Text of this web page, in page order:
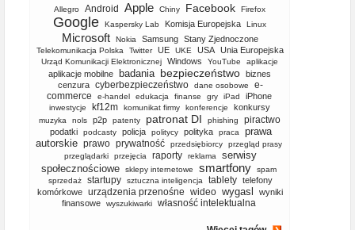
Allegro Android Apple Chiny Facebook Firefox
Google Kaspersky Lab Komisja Europejska Linux
Microsoft Nokia Samsung Stany Zjednoczone
Telekomunikacja Polska Twitter UE UKE USA Unia Europejska
Urząd Komunikacji Elektronicznej Windows YouTube aplikacje
aplikacje mobilne badania bezpieczeństwo biznes
cenzura cyberbezpieczeństwo dane osobowe
e-
commerce
e-handel edukacja finanse gry iPad iPhone
inwestycje kf12m komunikat firmy konferencje konkursy
muzyka nols p2p patenty patronat DI phishing piractwo
podatki podcasty policja politycy polityka praca
prawa
autorskie prawo prywatność przedsiębiorcy
przegląd prasy
przeglądarki
przejęcia raporty reklama
serwisy
społecznościowe
sklepy internetowe smartfony
spam
sprzedaż
startupy sztuczna inteligencja tablety telefony
komórkowe
urządzenia przenośne wideo wygasl
wyniki
finansowe
wyszukiwarki własność intelektualna